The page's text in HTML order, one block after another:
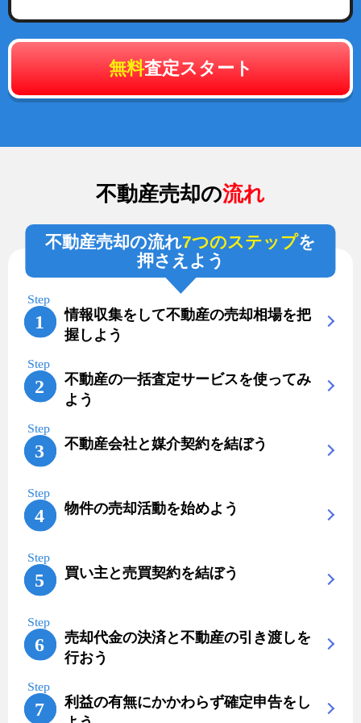
無料査定スタート
不動産売却の流れ
不動産売却の流れ7つのステップを
押さえよう
情報収集をして不動産の売却相場を把
握しよう
不動産の一括査定サービスを使ってみ
よう
不動産会社と媒介契約を結ぼう
物件の売却活動を始めよう
買い主と売買契約を結ぼう
売却代金の決済と不動産の引き渡しを
行おう
利益の有無にかかわらず確定申告をし